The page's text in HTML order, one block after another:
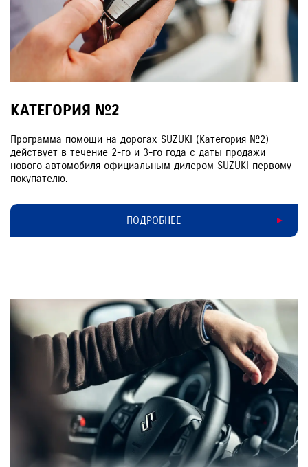
КАТЕГОРИЯ №2
Программа помощи на дорогах SUZUKI (Категория №2)
действует в течение 2-го и 3-го года с даты продажи
нового автомобиля официальным дилером SUZUKI первому
покупателю.
ПОДРОБНЕЕ